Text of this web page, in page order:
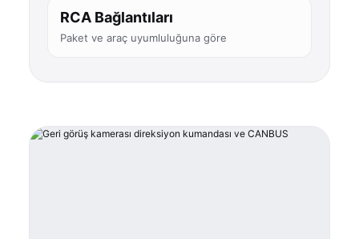
RCA Bağlantıları
Paket ve araç uyumluluğuna göre